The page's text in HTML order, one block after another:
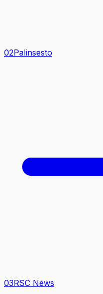
02Palinsesto
03RSC News